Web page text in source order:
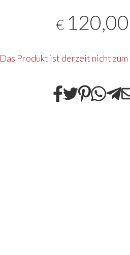
€ 120,00
Das Produkt ist derzeit nicht